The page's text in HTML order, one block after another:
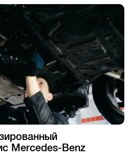
Mercedes-Benz